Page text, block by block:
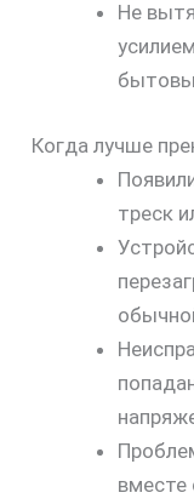
Не
Когда лучше
треск
вместе